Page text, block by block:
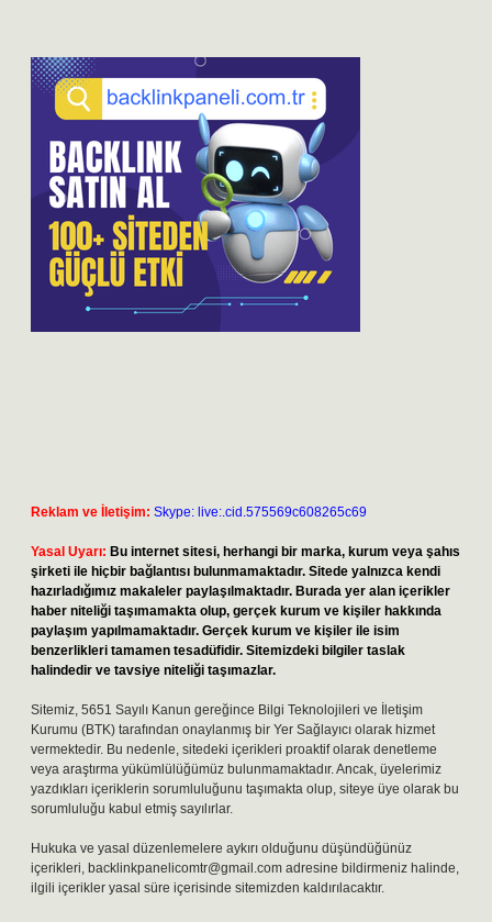
Reklam ve İletişim: Skype: live:.cid.575569c608265c69
Yasal Uyarı: Bu internet sitesi, herhangi bir marka, kurum veya şahıs
şirketi ile hiçbir bağlantısı bulunmamaktadır. Sitede yalnızca kendi
hazırladığımız makaleler paylaşılmaktadır. Burada yer alan içerikler
haber niteliği taşımamakta olup, gerçek kurum ve kişiler hakkında
paylaşım yapılmamaktadır. Gerçek kurum ve kişiler ile isim
benzerlikleri tamamen tesadüfidir. Sitemizdeki bilgiler taslak
halindedir ve tavsiye niteliği taşımazlar.
Sitemiz, 5651 Sayılı Kanun gereğince Bilgi Teknolojileri ve İletişim
Kurumu (BTK) tarafından onaylanmış bir Yer Sağlayıcı olarak hizmet
vermektedir. Bu nedenle, sitedeki içerikleri proaktif olarak denetleme
veya araştırma yükümlülüğümüz bulunmamaktadır. Ancak, üyelerimiz
yazdıkları içeriklerin sorumluluğunu taşımakta olup, siteye üye olarak bu
sorumluluğu kabul etmiş sayılırlar.
Hukuka ve yasal düzenlemelere aykırı olduğunu düşündüğünüz
içerikleri, backlinkpanelicomtr@gmail.com adresine bildirmeniz halinde,
ilgili içerikler yasal süre içerisinde sitemizden kaldırılacaktır.